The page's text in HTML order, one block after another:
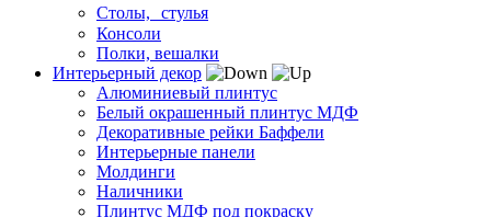
Столы, стулья
Консоли
Полки, вешалки
Интерьерный декор
Алюминиевый плинтус
Белый окрашенный плинтус МДФ
Декоративные рейки Баффели
Интерьерные панели
Молдинги
Наличники
Плинтус МДФ под покраску